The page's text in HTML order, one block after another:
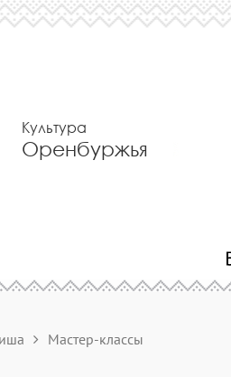
Культура
Оренбуржья
Мастер-классы